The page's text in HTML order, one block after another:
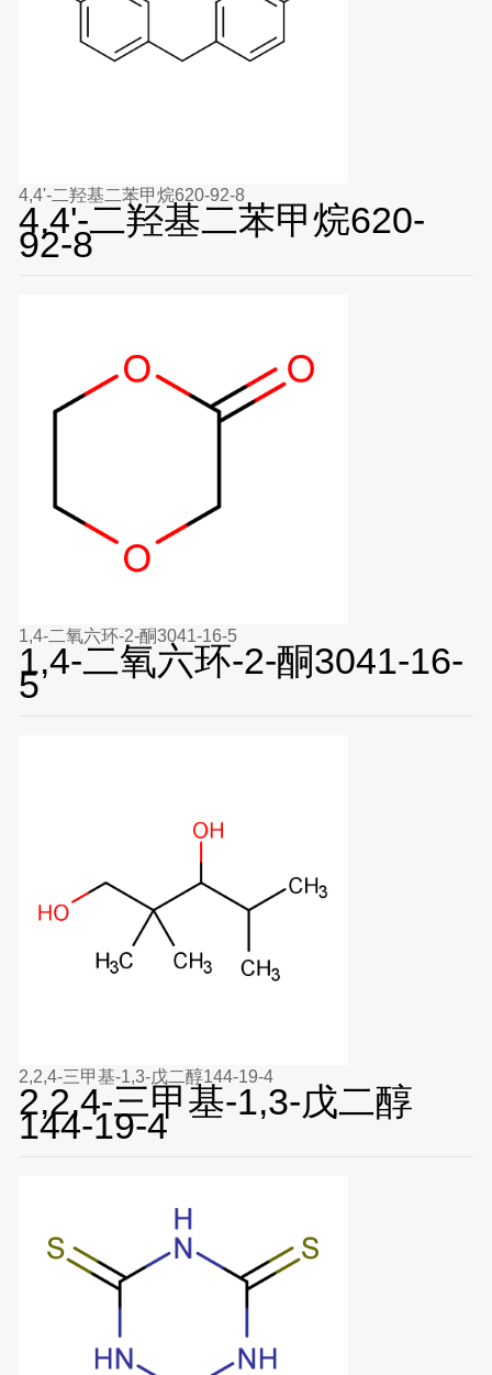
4,4'-二羟基二苯甲烷620-92-8
4,4'-二羟基二苯甲烷620-
92-8
1,4-二氧六环-2-酮3041-16-5
1,4-二氧六环-2-酮3041-16-
5
2,2,4-三甲基-1,3-戊二醇144-19-4
2,2,4-三甲基-1,3-戊二醇
144-19-4